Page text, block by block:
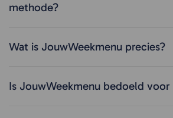
methode?
Wat is JouwWeekmenu precies?
Is JouwWeekmenu bedoeld